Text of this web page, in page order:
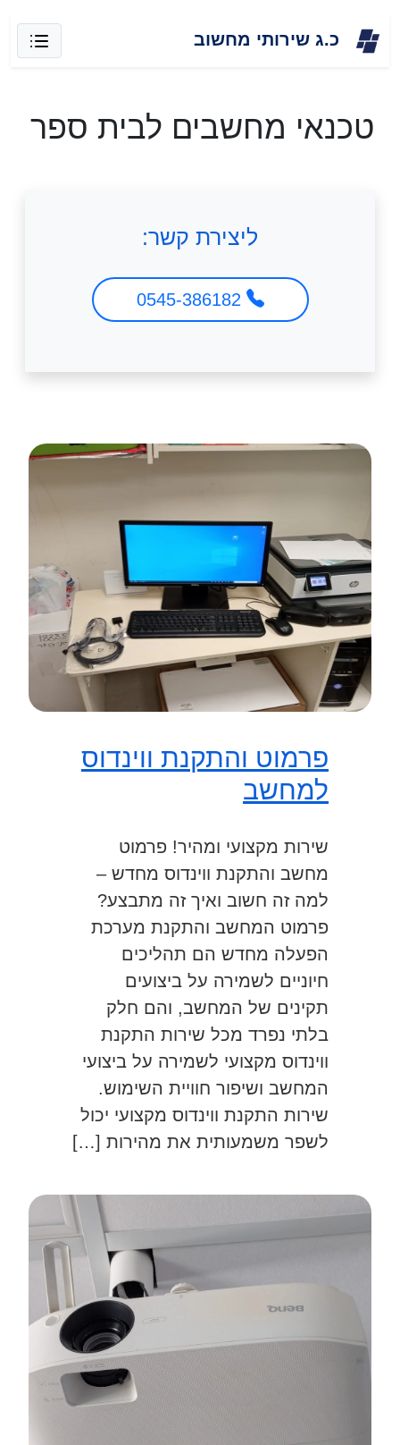
כ.ג שירותי מחשוב
טכנאי מחשבים לבית ספר
ליצירת קשר:
פרמוט והתקנת ווינדוס
למחשב
שירות מקצועי ומהיר! פרמוט
מחשב והתקנת ווינדוס מחדש –
למה זה חשוב ואיך זה מתבצע?
פרמוט המחשב והתקנת מערכת
הפעלה מחדש הם תהליכים
חיוניים לשמירה על ביצועים
תקינים של המחשב, והם חלק
בלתי נפרד מכל שירות התקנת
ווינדוס מקצועי לשמירה על ביצועי
המחשב ושיפור חוויית השימוש.
שירות התקנת ווינדוס מקצועי יכול
לשפר משמעותית את מהירות […]